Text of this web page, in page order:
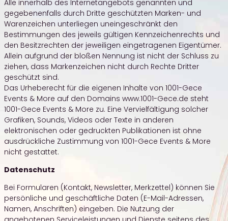
Alle innerhalb des Internetangebots genannten und
gegebenenfalls durch Dritte geschützten Marken- und
Warenzeichen unterliegen uneingeschränkt den
Bestimmungen des jeweils gültigen Kennzeichenrechts und
den Besitzrechten der jeweiligen eingetragenen Eigentümer.
Allein aufgrund der bloßen Nennung ist nicht der Schluss zu
ziehen, dass Markenzeichen nicht durch Rechte Dritter
geschützt sind.
Das Urheberecht für die eigenen Inhalte von 1001-Gece
Events & More auf den Domains www.1001-Gece.de steht
1001-Gece Events & More zu. Eine Vervielfältigung solcher
Grafiken, Sounds, Videos oder Texte in anderen
elektronischen oder gedruckten Publikationen ist ohne
ausdrückliche Zustimmung von 1001-Gece Events & More
nicht gestattet.
Datenschutz
Bei Formularen (Kontakt, Newsletter, Merkzettel) können Sie
persönliche und geschäftliche Daten (E-Mail-Adressen,
Namen, Anschriften) eingeben. Die Nutzung der